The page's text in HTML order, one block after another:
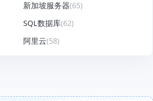
新加坡服务器(65)
SQL数据库(62)
阿里云(58)